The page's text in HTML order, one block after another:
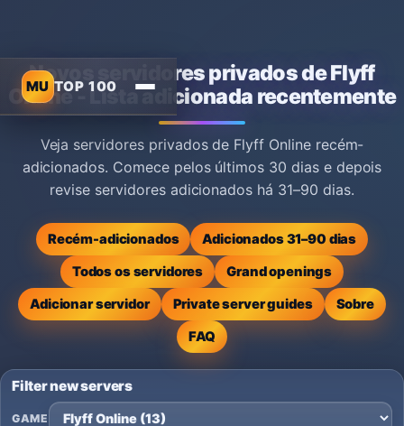
MU TOP 100
Novos servidores privados de Flyff
Online - Lista adicionada recentemente
Veja servidores privados de Flyff Online recém-
adicionados. Comece pelos últimos 30 dias e depois
revise servidores adicionados há 31–90 dias.
Recém-adicionados
Adicionados 31–90 dias
Todos os servidores
Grand openings
Adicionar servidor
Private server guides
Sobre
FAQ
Filter new servers
GAME